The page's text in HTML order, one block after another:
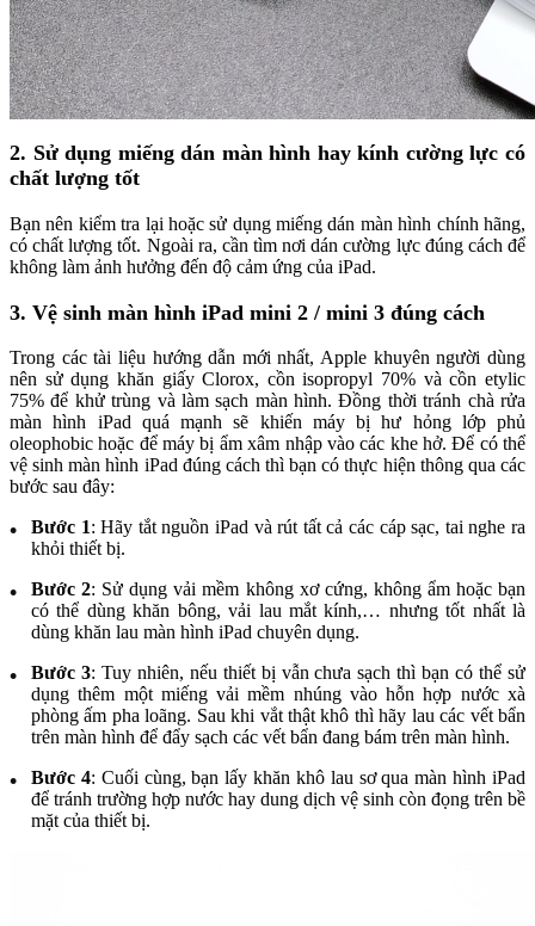
2. Sử dụng miếng dán màn hình hay kính cường lực có
chất lượng tốt
Bạn nên kiểm tra lại hoặc sử dụng miếng dán màn hình chính hãng,
có chất lượng tốt. Ngoài ra, cần tìm nơi dán cường lực đúng cách để
không làm ảnh hưởng đến độ cảm ứng của iPad.
3. Vệ sinh màn hình iPad mini 2 / mini 3 đúng cách
Trong các tài liệu hướng dẫn mới nhất, Apple khuyên người dùng
nên sử dụng khăn giấy Clorox, cồn isopropyl 70% và cồn etylic
75% để khử trùng và làm sạch màn hình. Đồng thời tránh chà rửa
màn hình iPad quá mạnh sẽ khiến máy bị hư hỏng lớp phủ
oleophobic hoặc để máy bị ẩm xâm nhập vào các khe hở. Để có thể
vệ sinh màn hình iPad đúng cách thì bạn có thực hiện thông qua các
bước sau đây:
Bước 1: Hãy tắt nguồn iPad và rút tất cả các cáp sạc, tai nghe ra
khỏi thiết bị.
Bước 2: Sử dụng vải mềm không xơ cứng, không ẩm hoặc bạn
có thể dùng khăn bông, vải lau mắt kính,… nhưng tốt nhất là
dùng khăn lau màn hình iPad chuyên dụng.
Bước 3: Tuy nhiên, nếu thiết bị vẫn chưa sạch thì bạn có thể sử
dụng thêm một miếng vải mềm nhúng vào hỗn hợp nước xà
phòng ấm pha loãng. Sau khi vắt thật khô thì hãy lau các vết bẩn
trên màn hình để đẩy sạch các vết bẩn đang bám trên màn hình.
Bước 4: Cuối cùng, bạn lấy khăn khô lau sơ qua màn hình iPad
để tránh trường hợp nước hay dung dịch vệ sinh còn đọng trên bề
mặt của thiết bị.